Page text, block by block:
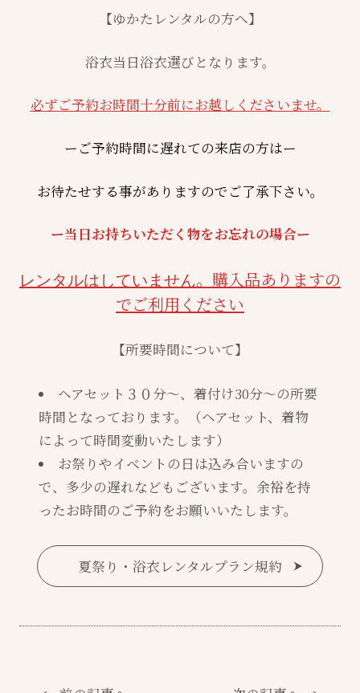
【ゆかたレンタルの方へ】
浴衣当日浴衣選びとなります。
必ずご予約お時間十分前にお越しくださいませ。
ーご予約時間に遅れての来店の方はー
お待たせする事がありますのでご了承下さい。
ー当日お持ちいただく物をお忘れの場合ー
レンタルはしていません。購入品ありますの
でご利用ください
【所要時間について】
ヘアセット３０分～、着付け30分～の所要
時間となっております。（ヘアセット、着物
によって時間変動いたします）
お祭りやイベントの日は込み合いますの
で、多少の遅れなどもございます。余裕を持
ったお時間のご予約をお願いいたします。
夏祭り・浴衣レンタルプラン規約